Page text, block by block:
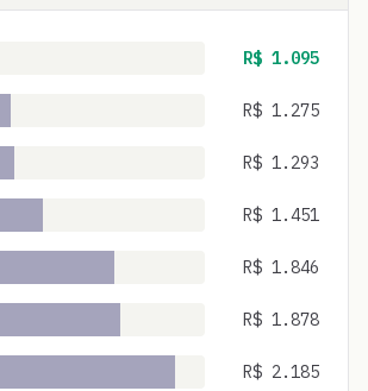
R$ 1.095
R$ 1.275
R$ 1.293
R$ 1.451
R$ 1.846
R$ 1.878
R$ 2.185